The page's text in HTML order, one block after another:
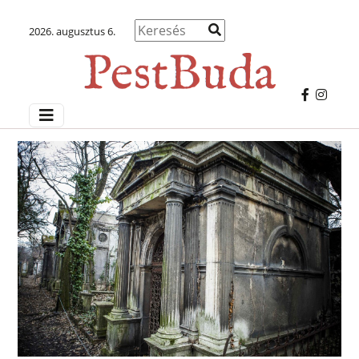
2026. augusztus 6.